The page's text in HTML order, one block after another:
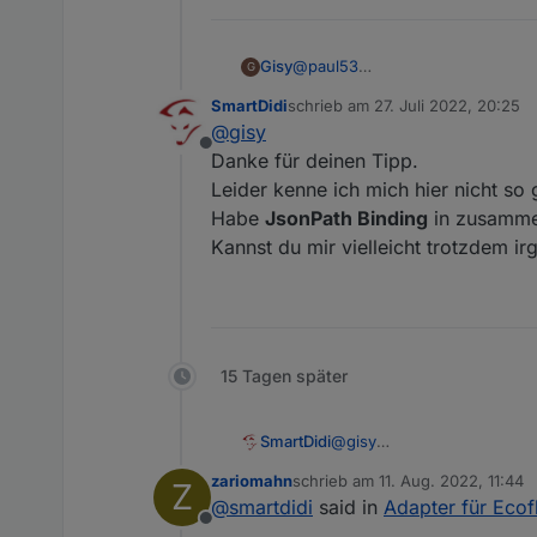
G Gisy@paul53
Curl ist ein
Der String, der zurückgegeben
Bestimmt auch bei IOBroker.
Oder habe ich das Problem nicht
Offline
SmartDidischrieb am 27. Juli 2022, 20:25
zuletzt editiert von
@gisy
Danke für deinen Tipp.
Leider kenne ich mich hier nicht so
Habe JsonPath Binding in
Kannst du mir vielleicht trotzdem
15 Tagen später
SmartDidi@gisy
Leider kenne ich mich hier
HabeJsonPath Bindingin
Z
Offline
zariomahnschrieb am 11. Aug. 2022, 11:44
zuletzt editiert von
@smartdidi said in Adapter für